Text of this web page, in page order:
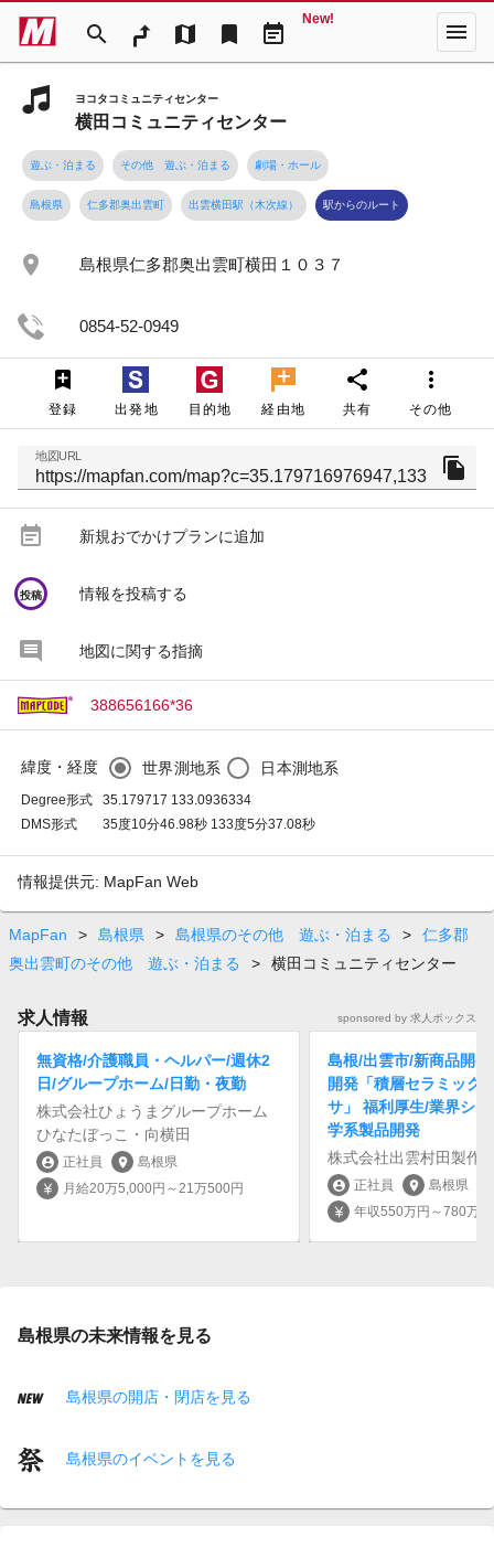
search map bookmark event_note
New! menu
ヨコタコミュニティセンター
横田コミュニティセンター
遊ぶ・泊まる その他 遊ぶ・泊まる 劇場・ホール
島根県 仁多郡奥出雲町 出雲横田駅（木次線） 駅からのルート
place 島根県仁多郡奥出雲町横田１０３７
0854-52-0949
登録 出発地 目的地 経由地
share
共有
more_vert
その他
地図URL file_copy
event_note 新規おでかけプランに追加
circle
投稿 情報を投稿する
地図に関する指摘
388656166*36
緯度・経度 世界測地系 日本測地系
Degree形式
35.179717 133.0936334
DMS形式
35度10分46.98秒 133度5分37.08秒
情報提供元: MapFan Web
MapFan > 島根県 > 島根県のその他 遊ぶ・泊まる >
仁多郡
奥出雲町のその他 遊ぶ・泊まる
> 横田コミュニティセンター
求人情報 sponsored by 求人ボックス
無資格/介護職員・ヘルパー/週休2
日/グループホーム/日勤・夜勤
株式会社ひょうまグループホーム
ひなたぼっこ・向横田
account_circle 正社員 location_on 島根県
currency_yen 月給20万5,000円～21万500円
島根/出雲市/新商品開
開発「積層セラミック
サ」 福利厚生/業界シ
学系製品開発
株式会社出雲村田製作
account_circle 正社員 location_on 島根県
currency_yen 年収550万円～780万円
島根県の未来情報を見る
島根県の開店・閉店を見る
島根県のイベントを見る